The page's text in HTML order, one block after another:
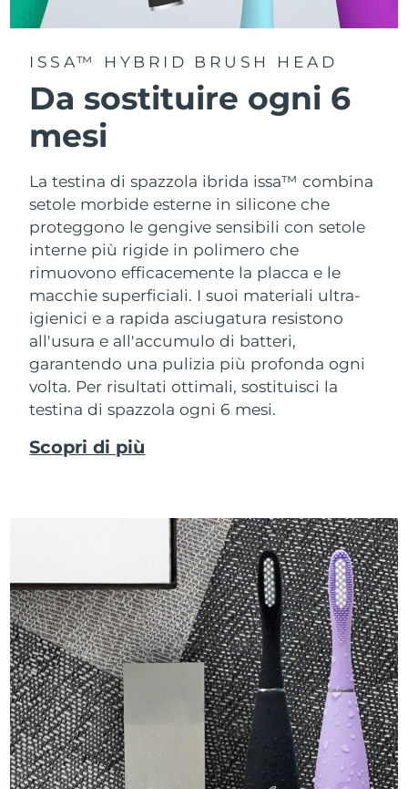
ISSA™ HYBRID BRUSH HEAD
Da sostituire ogni 6
mesi
La testina di spazzola ibrida issa™ combina
setole morbide esterne in silicone che
proteggono le gengive sensibili con setole
interne più rigide in polimero che
rimuovono efficacemente la placca e le
macchie superficiali. I suoi materiali ultra-
igienici e a rapida asciugatura resistono
all'usura e all'accumulo di batteri,
garantendo una pulizia più profonda ogni
volta. Per risultati ottimali, sostituisci la
testina di spazzola ogni 6 mesi.
Scopri di più